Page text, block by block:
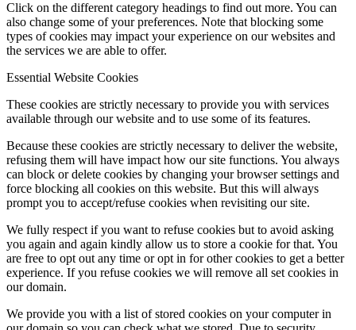
Click on the different category headings to find out more. You can
also change some of your preferences. Note that blocking some
types of cookies may impact your experience on our websites and
the services we are able to offer.
Essential Website Cookies
These cookies are strictly necessary to provide you with services
available through our website and to use some of its features.
Because these cookies are strictly necessary to deliver the website,
refusing them will have impact how our site functions. You always
can block or delete cookies by changing your browser settings and
force blocking all cookies on this website. But this will always
prompt you to accept/refuse cookies when revisiting our site.
We fully respect if you want to refuse cookies but to avoid asking
you again and again kindly allow us to store a cookie for that. You
are free to opt out any time or opt in for other cookies to get a better
experience. If you refuse cookies we will remove all set cookies in
our domain.
We provide you with a list of stored cookies on your computer in